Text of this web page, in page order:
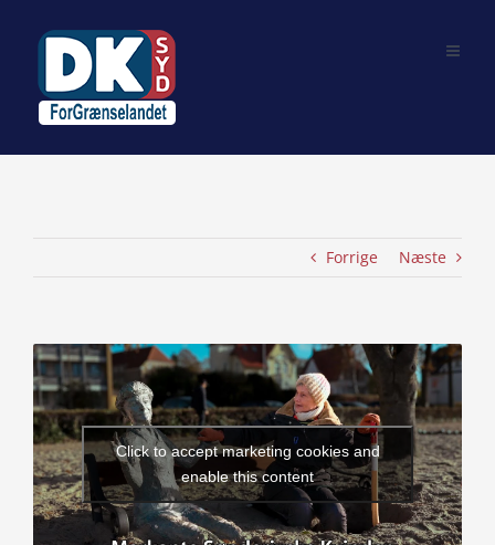
Forrige Næste
View
Larger
Image
Click to accept marketing cookies and
enable this content